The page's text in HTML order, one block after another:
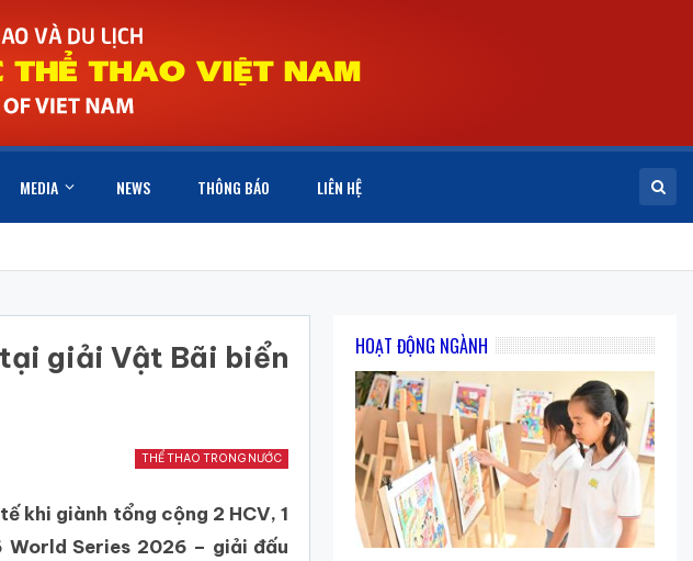
MEDIA NEWS THÔNG BÁO LIÊN HỆ
giải Vật Bãi biển
THỂ THAO TRONG NƯỚC
khi giành tổng cộng 2 HCV, 1
Series 2026 – giải đấu
HOẠT ĐỘNG NGÀNH